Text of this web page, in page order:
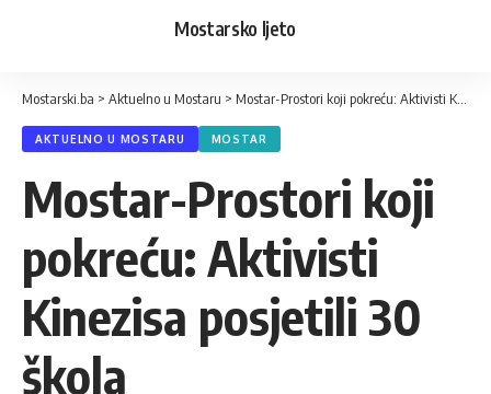
Mostarsko ljeto
Mostarski.ba > Aktuelno u Mostaru > Mostar-Prostori koji pokreću: Aktivisti Kinezisa posjetili 30 škola
AKTUELNO U MOSTARU MOSTAR
Mostar-Prostori koji
pokreću: Aktivisti
Kinezisa posjetili 30
škola